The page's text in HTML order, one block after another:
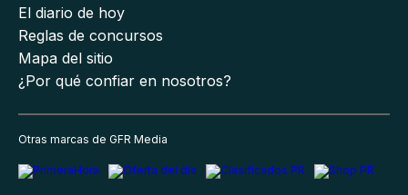
El diario de hoy
Reglas de concursos
Mapa del sitio
¿Por qué confiar en nosotros?
Otras marcas de GFR Media